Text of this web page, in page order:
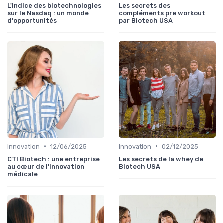
L'indice des biotechnologies
sur le Nasdaq : un monde
d'opportunités
Les secrets des
compléments pre workout
par Biotech USA
Innovation • 12/06/2025
CTI Biotech : une entreprise
au cœur de l'innovation
médicale
Innovation • 02/12/2025
Les secrets de la whey de
Biotech USA